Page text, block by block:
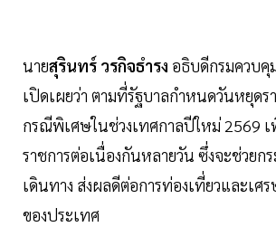
นายสุรินทร์ วรกิจธำรง อธิบดีกรมควบ
เปิดเผยว่า ตามที่รัฐบาลกำหนดวันหยุดร
กรณีพิเศษในช่วงเทศกาลปีใหม่ 2569
ราชการต่อเนื่องกันหลายวัน ซึ่งจะช่วยก
เดินทาง ส่งผลดีต่อการท่องเที่ยวและเศ
ของประเทศ